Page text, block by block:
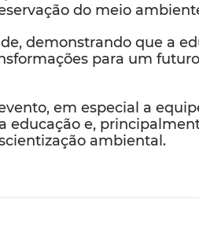
do meio
demonstrando que a
para um
em especial a
educação e,
ambiental.